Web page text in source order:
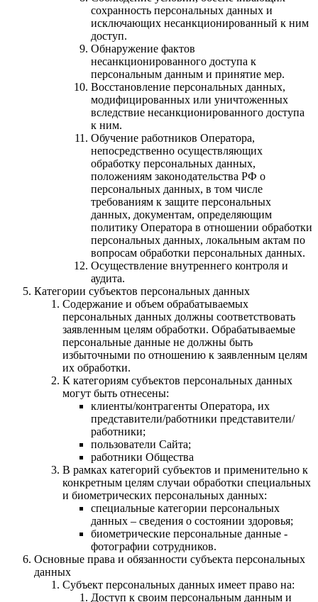
сохранность персональных данных и
исключающих несанкционированный к ним
доступ.
Обнаружение фактов
несанкционированного доступа к
персональным данным и принятие мер.
Восстановление персональных данных,
модифицированных или уничтоженных
вследствие несанкционированного доступа
к ним.
Обучение работников Оператора,
непосредственно осуществляющих
обработку персональных данных,
положениям законодательства РФ о
персональных данных, в том числе
требованиям к защите персональных
данных, документам, определяющим
политику Оператора в отношении обработки
персональных данных, локальным актам по
вопросам обработки персональных данных.
Осуществление внутреннего контроля и
аудита.
Категории субъектов персональных данных
Содержание и объем обрабатываемых
персональных данных должны соответствовать
заявленным целям обработки. Обрабатываемые
персональные данные не должны быть
избыточными по отношению к заявленным целям
их обработки.
К категориям субъектов персональных данных
могут быть отнесены:
клиенты/контрагенты Оператора, их
представители/работники представители/
работники;
пользователи Сайта;
работники Общества
В рамках категорий субъектов и применительно к
конкретным целям случаи обработки специальных
и биометрических персональных данных:
специальные категории персональных
данных – сведения о состоянии здоровья;
биометрические персональные данные -
фотографии сотрудников.
Основные права и обязанности субъекта персональных
данных
Субъект персональных данных имеет право на:
Доступ к своим персональным данным и